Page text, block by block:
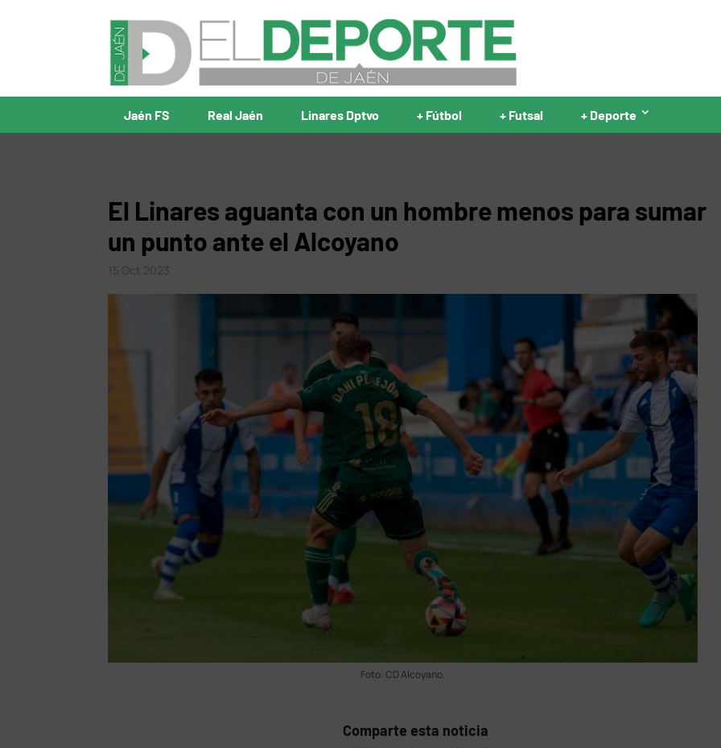
Jaén FS Real Jaén Linares Dptvo + Fútbol + Futsal + Deporte
El Linares aguanta con un hombre menos para sumar
un punto ante el Alcoyano
Foto: CD Alcoyano.
Comparte esta noticia